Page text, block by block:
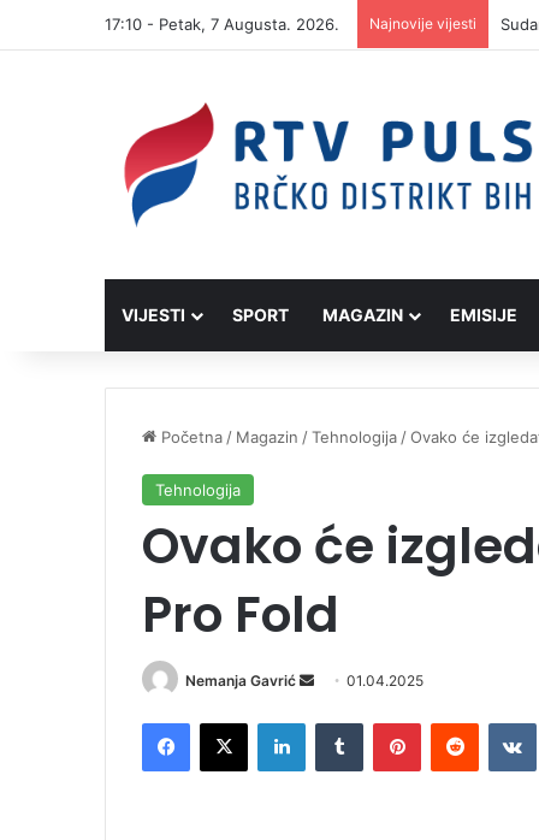
17:10 - Petak, 7 Augusta. 2026. Najnovije vijesti
VIJESTI SPORT MAGAZIN EMISIJE
Početna / Magazin /Tehnologija /Ovako će
Tehnologija
Ovako će
Pro Fold
Nemanja Gavrić
d
01.04.2025